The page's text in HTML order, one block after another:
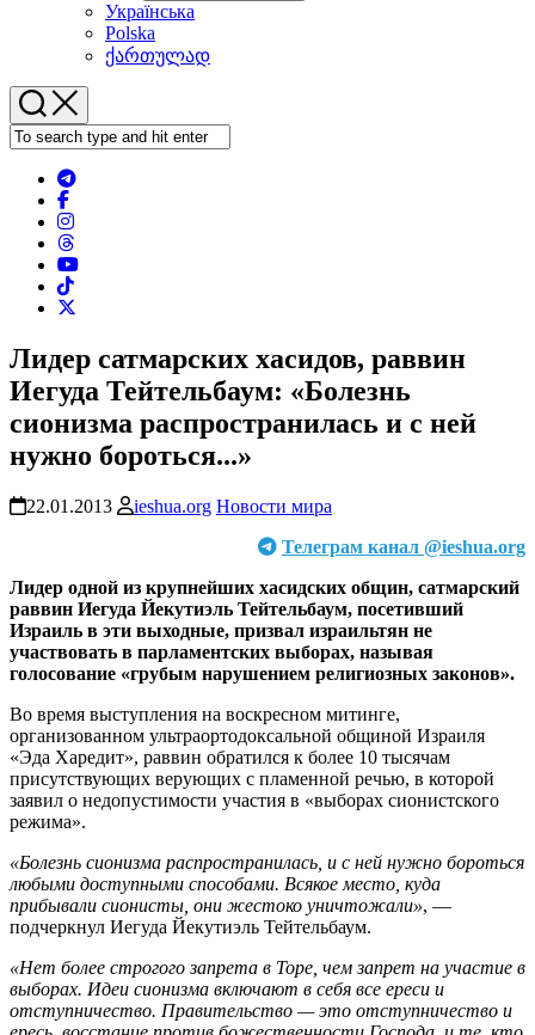
Українська
Polska
ქართულად
Лидер сатмарских хасидов, раввин
Иегуда Тейтельбаум: «Болезнь
сионизма распространилась и с ней
нужно бороться...»
22.01.2013 ieshua.org Новости мира
Телеграм канал @ieshua.org
Лидер одной из крупнейших хасидских общин, сатмарский
раввин Иегуда Йекутиэль Тейтельбаум, посетивший
Израиль в эти выходные, призвал израильтян не
участвовать в парламентских выборах, называя
голосование «грубым нарушением религиозных законов».
Во время выступления на воскресном митинге,
организованном ультраортодоксальной общиной Израиля
«Эда Харедит», раввин обратился к более 10 тысячам
присутствующих верующих с пламенной речью, в которой
заявил о недопустимости участия в «выборах сионистского
режима».
«Болезнь сионизма распространилась, и с ней нужно бороться
любыми доступными способами. Всякое место, куда
прибывали сионисты, они жестоко уничтожали», —
подчеркнул Иегуда Йекутиэль Тейтельбаум.
«Нет более строгого запрета в Торе, чем запрет на участие в
выборах. Идеи сионизма включают в себя все ереси и
отступничество. Правительство — это отступничество и